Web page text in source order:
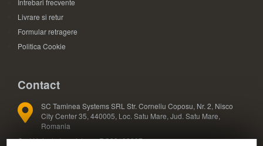
Livrare si retur
Formular retragere
Politica Cookie
Contact
SC Taminea Systems SRL Str. Corneliu Coposu, Nr. 2, Nisco
City Center 35, 440005, Loc. Satu Mare, Jud. Satu Mare,
Romania
Cod Unic de Inregistrare: RO33133887